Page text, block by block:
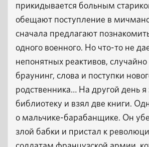
прикидывается больным
обещают поступление в
сначала предлагают
одного военного. Но что-то не
непонятных реактивов,
браунинг, слова и поступки
родственника… На другой день я
библиотеку и взял две книги.
о мальчике-барабанщике. Он
злой бабки и пристал к